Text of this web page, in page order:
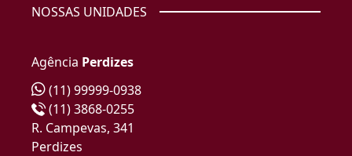
NOSSAS UNIDADES
Agência Perdizes
(11) 99999-0938
(11) 3868-0255
R. Campevas, 341
Perdizes